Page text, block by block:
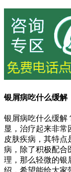
银屑病吃什么缓解
银屑病吃什么缓解
显，治疗起来非常
皮肤疾病，其特点
病，除了积极配合
理，那么轻微的银
绍，希望能给大家